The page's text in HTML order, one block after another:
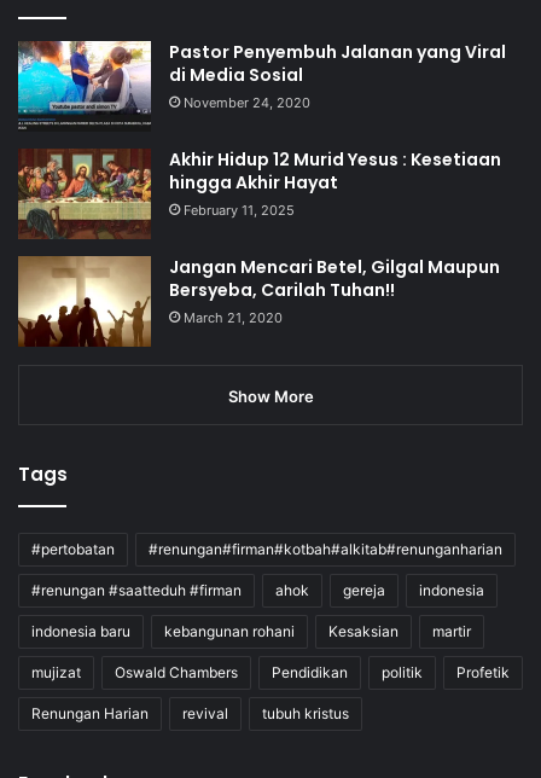
Pastor Penyembuh Jalanan yang Viral
di Media Sosial
November 24, 2020
Akhir Hidup 12 Murid Yesus : Kesetiaan
hingga Akhir Hayat
February 11, 2025
Jangan Mencari Betel, Gilgal Maupun
Bersyeba, Carilah Tuhan!!
March 21, 2020
Show More
Tags
#pertobatan #renungan#firman#kotbah#alkitab#renunganharian
#renungan #saatteduh #firman ahok gereja indonesia
indonesia baru kebangunan rohani Kesaksian martir
mujizat Oswald Chambers Pendidikan politik Profetik
Renungan Harian revival tubuh kristus